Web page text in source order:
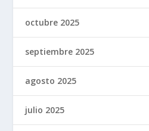
octubre 2025
septiembre 2025
agosto 2025
julio 2025